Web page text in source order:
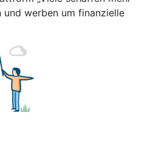
und werben um finanzielle